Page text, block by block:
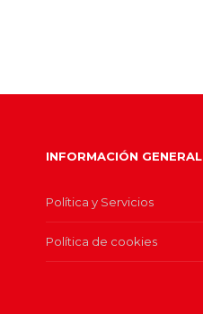
INFORMACIÓN GENERAL
Política y Servicios
Política de cookies